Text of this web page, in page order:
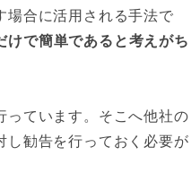
場合に活用される手法で
けで簡単であると考えがち
っています。そこへ他社の
し勧告を行っておく必要が